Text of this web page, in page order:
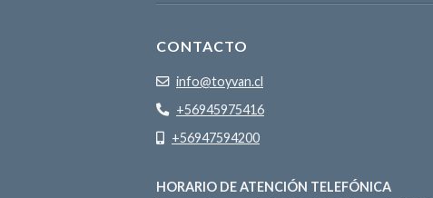
CONTACTO
info@toyvan.cl
+56945975416
+56947594200
HORARIO DE ATENCIÓN TELEFÓNICA